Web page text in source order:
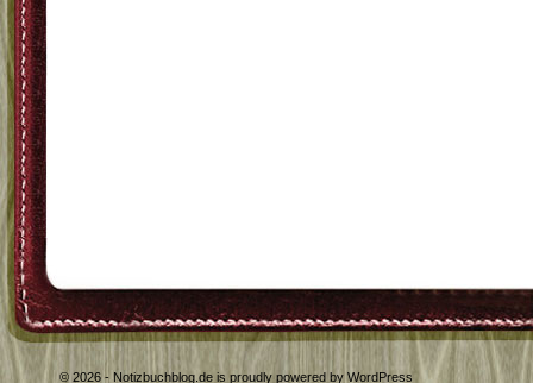
© 2026 - Notizbuchblog.de is proudly powered by WordPress